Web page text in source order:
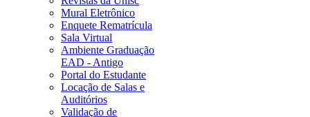
Mural Eletrônico
Enquete Rematrícula
Sala Virtual
Ambiente Graduação
EAD - Antigo
Portal do Estudante
Locação de Salas e
Auditórios
Validação de